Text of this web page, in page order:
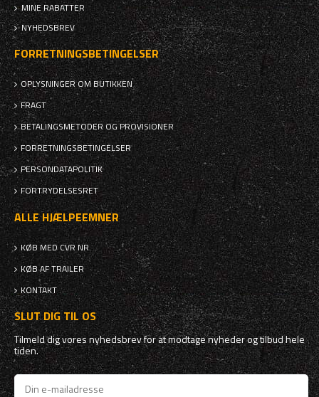
MINE RABATTER
NYHEDSBREV
FORRETNINGSBETINGELSER
OPLYSNINGER OM BUTIKKEN
FRAGT
BETALINGSMETODER OG PROVISIONER
FORRETNINGSBETINGELSER
PERSONDATAPOLITIK
FORTRYDELSESRET
ALLE HJÆLPEEMNER
KØB MED CVR NR.
KØB AF TRAILER
KONTAKT
SLUT DIG TIL OS
Tilmeld dig vores nyhedsbrev for at modtage nyheder og tilbud hele
tiden.